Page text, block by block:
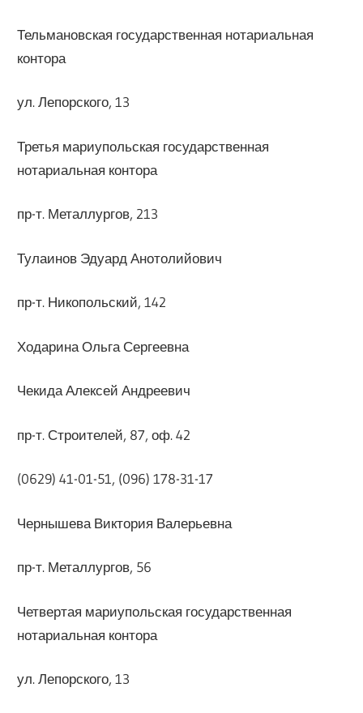
Тельмановская государственная нотариальная
контора
ул. Лепорского, 13
Третья мариупольская государственная
нотариальная контора
пр-т. Металлургов, 213
Тулаинов Эдуард Анотолийович
пр-т. Никопольский, 142
Ходарина Ольга Сергеевна
Чекида Алексей Андреевич
пр-т. Строителей, 87, оф. 42
(0629) 41-01-51, (096) 178-31-17
Чернышева Виктория Валерьевна
пр-т. Металлургов, 56
Четвертая мариупольская государственная
нотариальная контора
ул. Лепорского, 13